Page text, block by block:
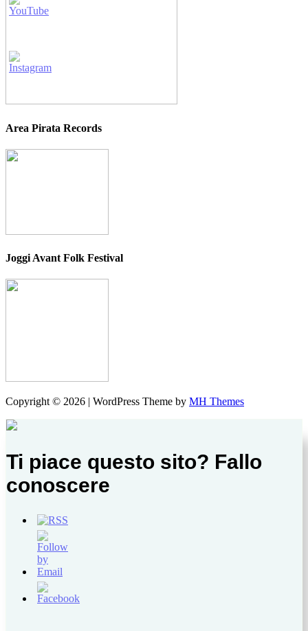
Area Pirata Records
Joggi Avant Folk Festival
Copyright © 2026 | WordPress Theme by MH Themes
Ti piace questo sito? Fallo
conoscere